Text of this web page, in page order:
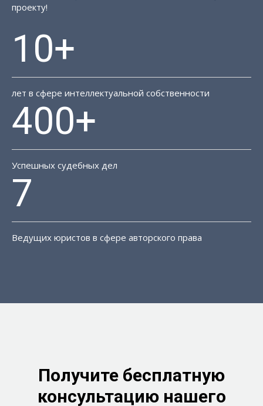
проекту!
10+
лет в сфере интеллектуальной собственности
400+
Успешных судебных дел
7
Ведущих юристов в сфере авторского права
Получите бесплатную
консультацию нашего